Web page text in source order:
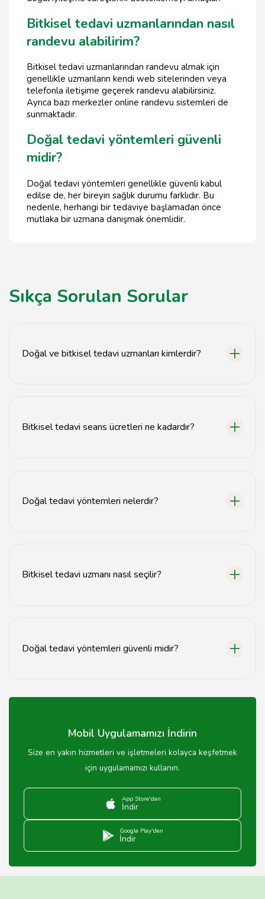
Bitkisel tedavi uzmanlarından nasıl
randevu alabilirim?
Bitkisel tedavi uzmanlarından randevu almak için
genellikle uzmanların kendi web sitelerinden veya
telefonla iletişime geçerek randevu alabilirsiniz.
Ayrıca bazı merkezler online randevu sistemleri de
sunmaktadır.
Doğal tedavi yöntemleri güvenli
midir?
Doğal tedavi yöntemleri genellikle güvenli kabul
edilse de, her bireyin sağlık durumu farklıdır. Bu
nedenle, herhangi bir tedaviye başlamadan önce
mutlaka bir uzmana danışmak önemlidir.
Sıkça Sorulan Sorular
Doğal ve bitkisel tedavi uzmanları kimlerdir?
Bitkisel tedavi seans ücretleri ne kadardır?
Doğal tedavi yöntemleri nelerdir?
Bitkisel tedavi uzmanı nasıl seçilir?
Doğal tedavi yöntemleri güvenli midir?
bireyin sağlık durumu farklıdır; bu nedenle uzman önerisi
Mobil Uygulamamızı İndirin
Size en yakın hizmetleri ve işletmeleri kolayca keşfetmek
için uygulamamızı kullanın.
App Store'dan
İndir
Google Play'den
İndir